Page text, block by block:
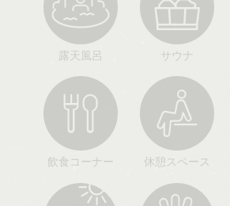
露天風呂 サウナ
飲食コーナー 休憩スペース